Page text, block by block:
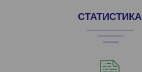
СТАТИСТИКА